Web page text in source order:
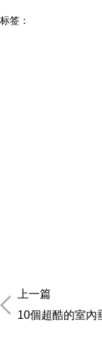
标签：
上一篇
10個超酷的室內